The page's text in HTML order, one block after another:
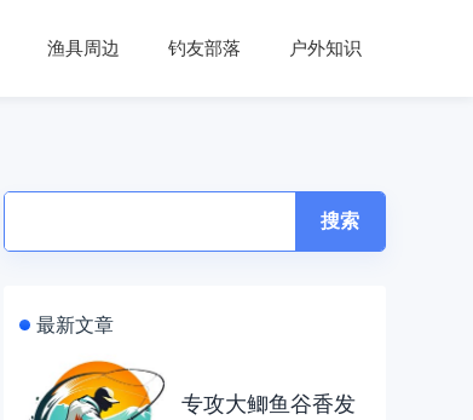
渔具周边 钓友部落 户外知识
搜索
最新文章
专攻大鲫鱼谷香发